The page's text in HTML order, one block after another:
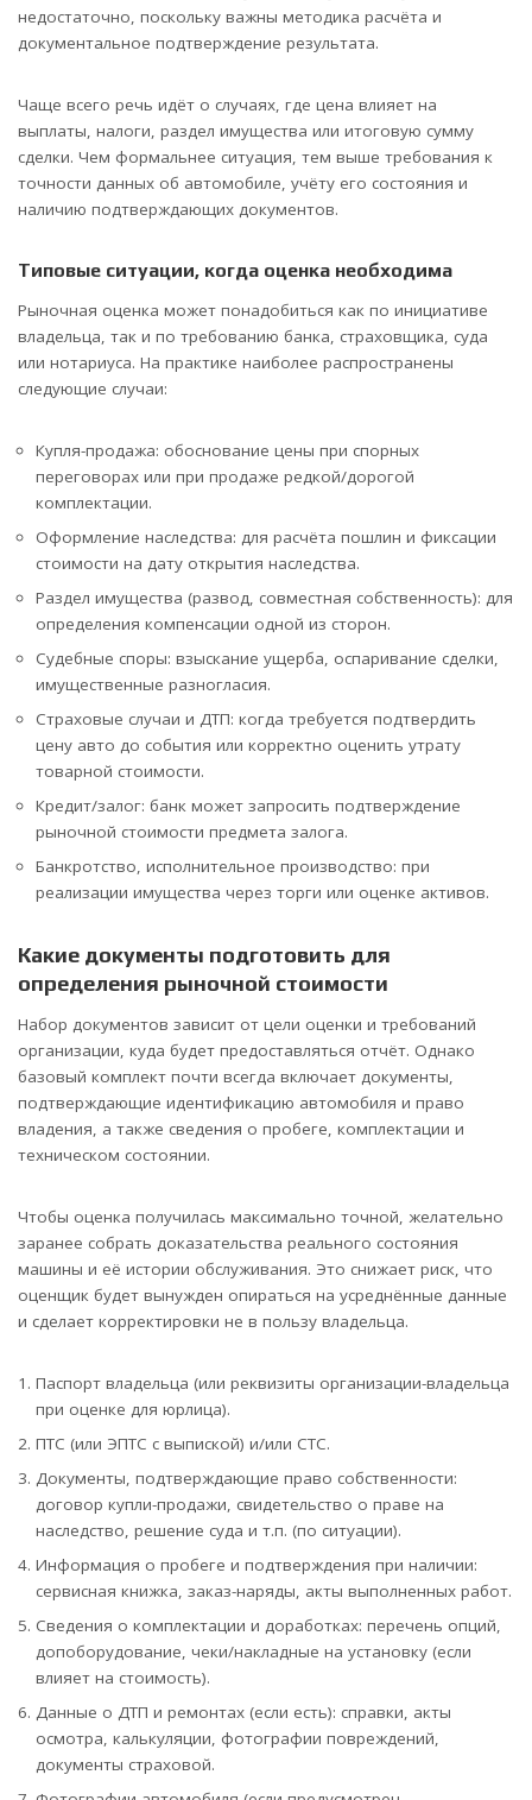
недостаточно, поскольку важны методика расчёта и
документальное подтверждение результата.
Чаще всего речь идёт о случаях, где цена влияет на
выплаты, налоги, раздел имущества или итоговую сумму
сделки. Чем формальнее ситуация, тем выше требования к
точности данных об автомобиле, учёту его состояния и
наличию подтверждающих документов.
Типовые ситуации, когда оценка необходима
Рыночная оценка может понадобиться как по инициативе
владельца, так и по требованию банка, страховщика, суда
или нотариуса. На практике наиболее распространены
следующие случаи:
Купля-продажа: обоснование цены при спорных
переговорах или при продаже редкой/дорогой
комплектации.
Оформление наследства: для расчёта пошлин и фиксации
стоимости на дату открытия наследства.
Раздел имущества (развод, совместная собственность): для
определения компенсации одной из сторон.
Судебные споры: взыскание ущерба, оспаривание сделки,
имущественные разногласия.
Страховые случаи и ДТП: когда требуется подтвердить
цену авто до события или корректно оценить утрату
товарной стоимости.
Кредит/залог: банк может запросить подтверждение
рыночной стоимости предмета залога.
Банкротство, исполнительное производство: при
реализации имущества через торги или оценке активов.
Какие документы подготовить для
определения рыночной стоимости
Набор документов зависит от цели оценки и требований
организации, куда будет предоставляться отчёт. Однако
базовый комплект почти всегда включает документы,
подтверждающие идентификацию автомобиля и право
владения, а также сведения о пробеге, комплектации и
техническом состоянии.
Чтобы оценка получилась максимально точной, желательно
заранее собрать доказательства реального состояния
машины и её истории обслуживания. Это снижает риск, что
оценщик будет вынужден опираться на усреднённые данные
и сделает корректировки не в пользу владельца.
Паспорт владельца (или реквизиты организации-владельца
при оценке для юрлица).
ПТС (или ЭПТС с выпиской) и/или СТС.
Документы, подтверждающие право собственности:
договор купли-продажи, свидетельство о праве на
наследство, решение суда и т.п. (по ситуации).
Информация о пробеге и подтверждения при наличии:
сервисная книжка, заказ-наряды, акты выполненных работ.
Сведения о комплектации и доработках: перечень опций,
допоборудование, чеки/накладные на установку (если
влияет на стоимость).
Данные о ДТП и ремонтах (если есть): справки, акты
осмотра, калькуляции, фотографии повреждений,
документы страховой.